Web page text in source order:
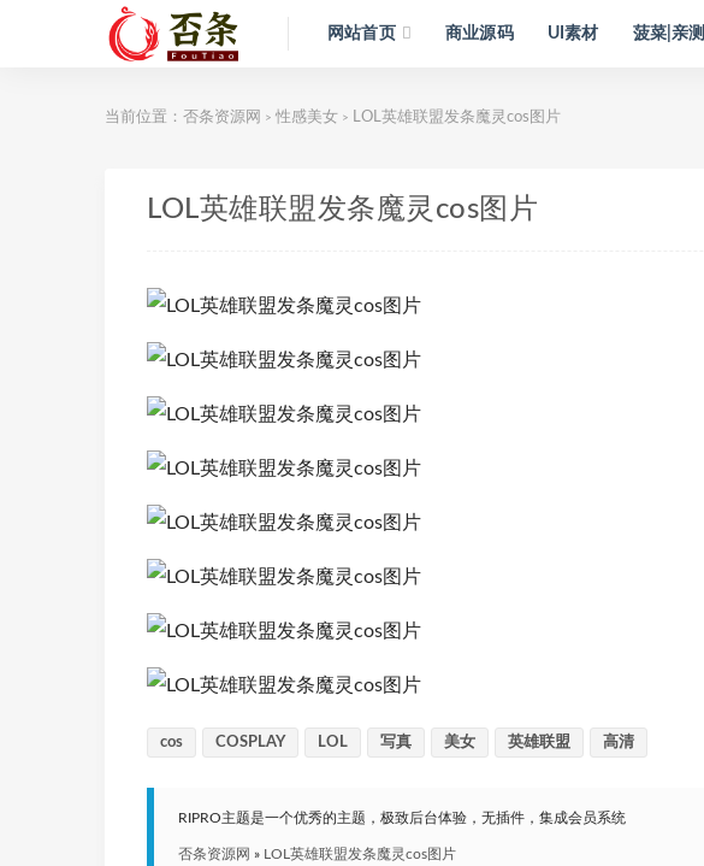
网站首页 商业源码 UI素材 菠菜|亲测
当前位置： 否条资源网 > 性感美女 > LOL英雄联盟发条魔灵cos图片
LOL英雄联盟发条魔灵cos图片
cos COSPLAY LOL 写真 美女 英雄联盟 高清
RIPRO主题是一个优秀的主题，极致后台体验，无插件，集成会员系统
否条资源网 » LOL英雄联盟发条魔灵cos图片